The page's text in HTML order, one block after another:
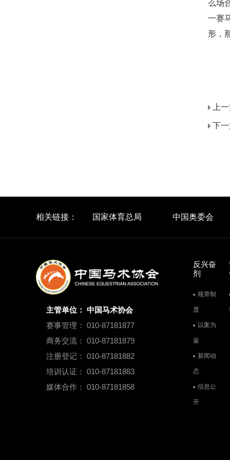
么场
一赛
形，
上一
下一
相关链接： 国家体育总局 中国奥委会
主管单位： 中国马术协会
赛事管理： 010-87181877
商务交流： 010-87181879
注册登记： 010-87181882
培训认证： 010-87181883
媒体合作： 010-87181858
反兴奋
剂
规章制
度
以案为
鉴
新闻动
态
信息公
开